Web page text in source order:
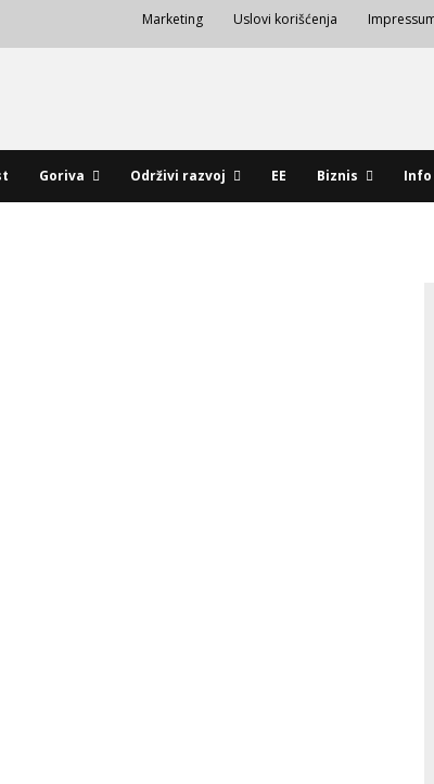
Marketing Uslovi korišćenja
Goriva Održivi razvoj EE Biznis Info